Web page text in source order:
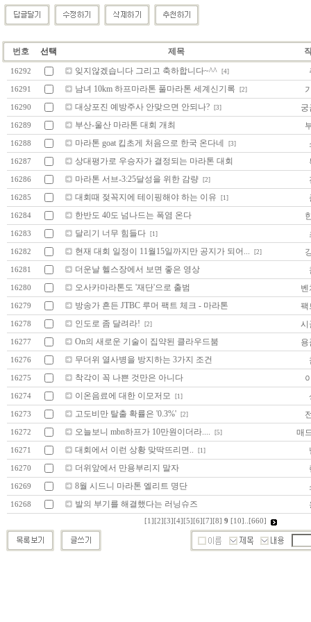
번호 선택 제목
16292 잊지않겠습니다 그리고 축하합니다~^^ [4]
16291 남녀 10km 하프마라톤 풀마라톤 세계신기록 [2]
16290 대상포진 예방주사 안맞으면 안되나? [3] 궁
16289 부산-울산 마라톤 대회 개최
16288 마라톤 goat 킵초게 처음으로 한국 온다네 [3]
16287 상대평가로 우승자가 결정되는 마라톤 대회
16286 마라톤 서브-3:25달성을 위한 감량 [2]
16285 대회때 젖꼭지에 테이핑해야 하는 이유 [1]
16284 한반도 40도 넘나드는 폭염 온다
16283 달리기 너무 힘들다 [1]
16282 현재 대회 일정이 11월15일까지만 공지가 되어... [2]
16281 더운날 헬스장에서 보면 좋은 영상
16280 오사카마라톤도 '재단'으로 출범 벤
16279 방송가 흔든 JTBC 루머 팩트 체크 - 마라톤 팩
16278 인도로 좀 달려라! [2] 시
16277 On의 새로운 기술이 집약된 클라우드붐 용
16276 무더위 열사병을 방지하는 3가지 조건
16275 착각이 꼭 나쁜 것만은 아니다
16274 이온음료에 대한 이모저모 [1]
16273 고도비만 탈출 확률은 '0.3%' [2]
16272 오늘보니 mbn하프가 10만원이더라.... [5] 매
16271 대회에서 이런 상황 맞딱뜨리면.. [1]
16270 더위앞에서 만용부리지 말자
16269 8월 시드니 마라톤 엘리트 명단
16268 발의 부기를 해결했다는 러닝슈즈
[1] [2] [3] [4] [5] [6] [7] [8] 9 [10] [660]